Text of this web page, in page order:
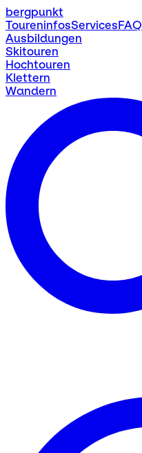
bergpunkt
ToureninfosServicesFAQ
Ausbildungen
Skitouren
Hochtouren
Klettern
Wandern